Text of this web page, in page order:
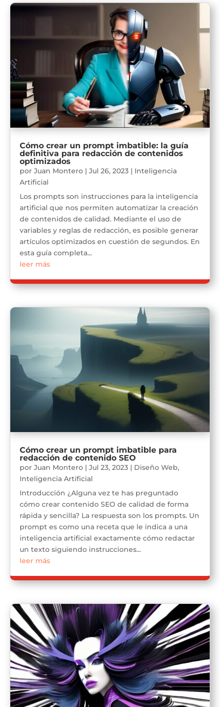
Cómo crear un prompt imbatible: la guía
definitiva para redacción de contenidos
optimizados
porJuan Montero |Jul 26, 2023 | Inteligencia
Artificial
Los prompts son instrucciones para la inteligencia
artificial que nos permiten automatizar la creación
de contenidos de calidad. Mediante el uso de
variables y reglas de redacción, es posible generar
artículos optimizados en cuestión de segundos. En
esta guía completa...
leer más
Cómo crear un prompt imbatible para
redacción de contenido SEO
porJuan Montero |Jul 23, 2023 | Diseño Web,
Inteligencia Artificial
Introducción ¿Alguna vez te has preguntado
cómo crear contenido SEO de calidad de forma
rápida y sencilla? La respuesta son los prompts. Un
prompt es como una receta que le indica a una
inteligencia artificial exactamente cómo redactar
un texto siguiendo instrucciones...
leer más